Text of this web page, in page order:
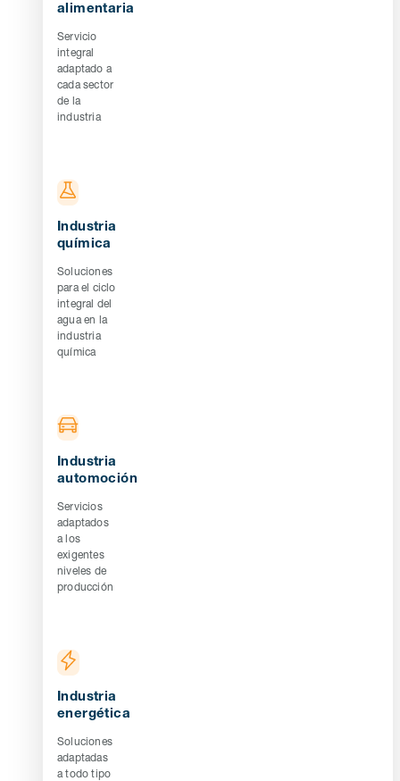
alimentaria
Servicio
integral
adaptado a
cada sector
de la
industria
Industria
química
Soluciones
para el ciclo
integral del
agua en la
industria
química
Industria
automoción
Servicios
adaptados
a los
exigentes
niveles de
producción
Industria
energética
Soluciones
adaptadas
a todo tipo